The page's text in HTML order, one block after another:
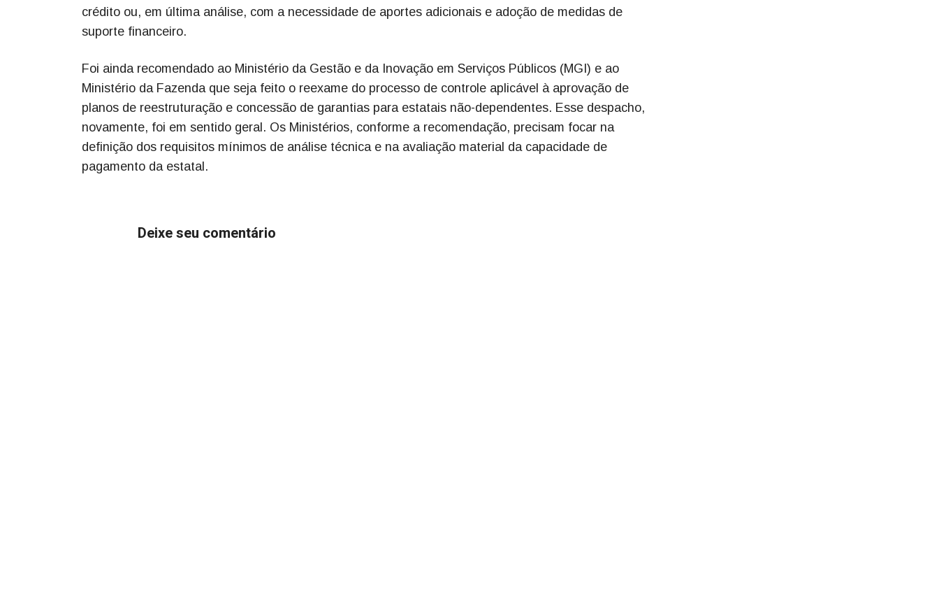
crédito ou, em última análise, com a necessidade de aportes adicionais e adoção de medidas de
suporte financeiro.
Foi ainda recomendado ao Ministério da Gestão e da Inovação em Serviços Públicos (MGI) e ao
Ministério da Fazenda que seja feito o reexame do processo de controle aplicável à aprovação de
planos de reestruturação e concessão de garantias para estatais não-dependentes. Esse despacho,
novamente, foi em sentido geral. Os Ministérios, conforme a recomendação, precisam focar na
definição dos requisitos mínimos de análise técnica e na avaliação material da capacidade de
pagamento da estatal.
Deixe seu comentário